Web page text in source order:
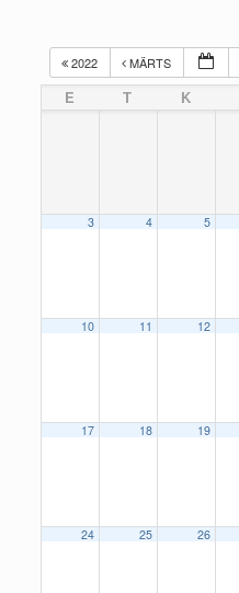
2022 MÄRTS
E T K
3 4 5
10 11 12
17 18 19
24 25 26